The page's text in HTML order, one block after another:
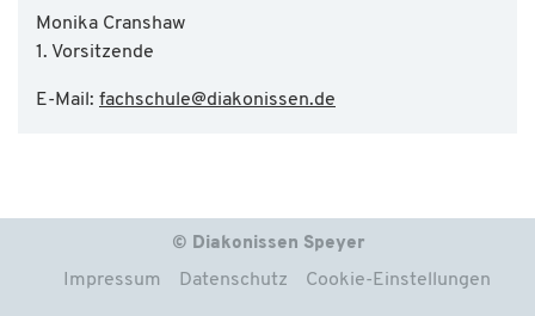
Monika Cranshaw
1. Vorsitzende
E-Mail: fachschule@diakonissen.de
© Diakonissen Speyer
Impressum Datenschutz Cookie-Einstellungen